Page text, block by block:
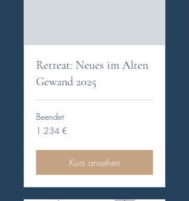
Retreat: Neues im Alten
Gewand 2025
Beendet
1.234
Euro
1.234 €
Kurs ansehen